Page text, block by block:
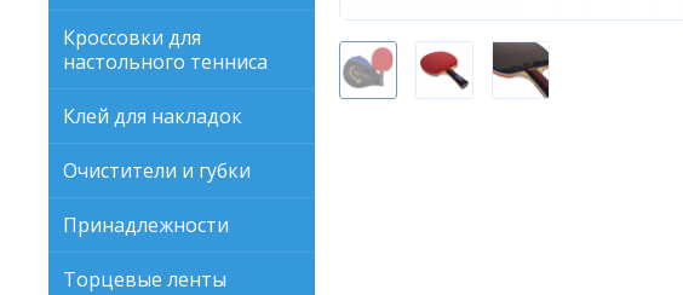
Кроссовки для
настольного тенниса
Клей для накладок
Очистители и губки
Принадлежности
Торцевые ленты